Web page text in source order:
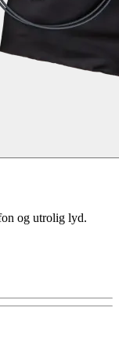
og utrolig lyd.